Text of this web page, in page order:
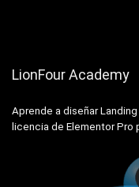
LionFour Academy
Aprende a diseñar
licencia de Elementor Pro